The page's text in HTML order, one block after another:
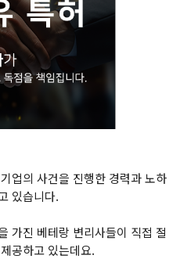
업의 사건을 진행한 경력과 노하
있습니다.
가진 베테랑 변리사들이 직접 절
공하고 있는데요.